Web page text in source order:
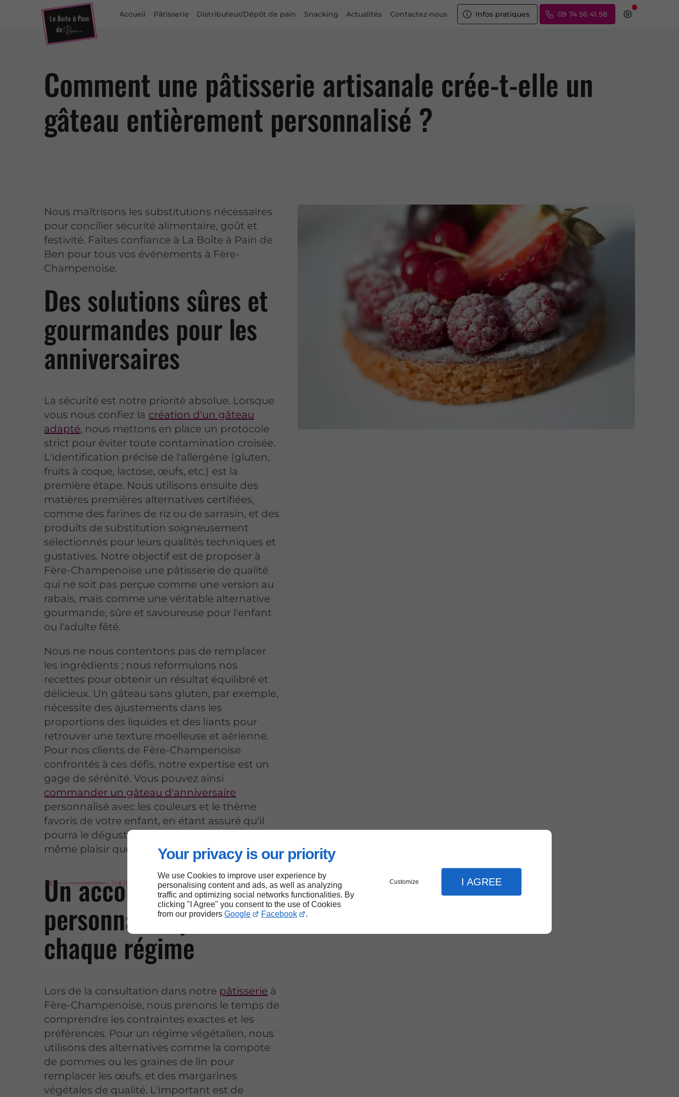
Your privacy is our priority
We use Cookies to improve user experience by
personalising content and ads, as well as analyzing
traffic and optimizing social networks functionalities. By
clicking "I Agree" you consent to the use of Cookies
from our providers Google Facebook .
Customize I AGREE
Accueil Pâtisserie Distributeur/Dépôt de pain Snacking Actualités Contactez-nous Infos pratiques 09 74 56 41 58
Comment une pâtisserie artisanale crée-t-elle un
gâteau entièrement personnalisé ?
Nous maîtrisons les substitutions nécessaires
pour concilier sécurité alimentaire, goût et
festivité. Faites confiance à La Boîte à Pain de
Ben pour tous vos événements à Fère-
Champenoise.
Des solutions sûres et
gourmandes pour les
anniversaires
La sécurité est notre priorité absolue. Lorsque
vous nous confiez la création d'un gâteau
adapté, nous mettons en place un protocole
strict pour éviter toute contamination croisée.
L'identification précise de l'allergène (gluten,
fruits à coque, lactose, œufs, etc.) est la
première étape. Nous utilisons ensuite des
matières premières alternatives certifiées,
comme des farines de riz ou de sarrasin, et des
produits de substitution soigneusement
sélectionnés pour leurs qualités techniques et
gustatives. Notre objectif est de proposer à
Fère-Champenoise une pâtisserie de qualité
qui ne soit pas perçue comme une version au
rabais, mais comme une véritable alternative
gourmande, sûre et savoureuse pour l'enfant
ou l'adulte fêté.
Nous ne nous contentons pas de remplacer
les ingrédients ; nous reformulons nos
recettes pour obtenir un résultat équilibré et
délicieux. Un gâteau sans gluten, par exemple,
nécessite des ajustements dans les
proportions des liquides et des liants pour
retrouver une texture moelleuse et aérienne.
Pour nos clients de Fère-Champenoise
confrontés à ces défis, notre expertise est un
gage de sérénité. Vous pouvez ainsi
commander un gâteau d'anniversaire
personnalisé avec les couleurs et le thème
favoris de votre enfant, en étant assuré qu'il
pourra le déguster sans risque et avec le
même plaisir que ses amis.
Un accompagnement
personnalisé pour
chaque régime
Lors de la consultation dans notre pâtisserie à
Fère-Champenoise, nous prenons le temps de
comprendre les contraintes exactes et les
préférences. Pour un régime végétalien, nous
utilisons des alternatives comme la compote
de pommes ou les graines de lin pour
remplacer les œufs, et des margarines
végétales de qualité. L'important est de